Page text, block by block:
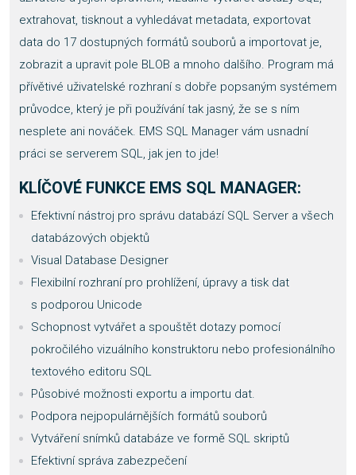
extrahovat, tisknout a vyhledávat metadata, exportovat
data do 17 dostupných formátů souborů a importovat je,
zobrazit a upravit pole BLOB a mnoho dalšího. Program má
přívětivé uživatelské rozhraní s dobře popsaným systémem
průvodce, který je při používání tak jasný, že se s ním
nesplete ani nováček. EMS SQL Manager vám usnadní
práci se serverem SQL, jak jen to jde!
KLÍČOVÉ FUNKCE EMS SQL MANAGER:
Efektivní nástroj pro správu databází SQL Server a všech
databázových objektů
Visual Database Designer
Flexibilní rozhraní pro prohlížení, úpravy a tisk dat
s podporou Unicode
Schopnost vytvářet a spouštět dotazy pomocí
pokročilého vizuálního konstruktoru nebo profesionálního
textového editoru SQL
Působivé možnosti exportu a importu dat.
Podpora nejpopulárnějších formátů souborů
Vytváření snímků databáze ve formě SQL skriptů
Efektivní správa zabezpečení